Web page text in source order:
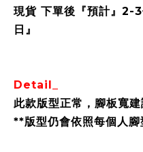
現貨 下單後『預計』2-
日』
Detail_
此款版型正常，腳板寬
**版型仍會依照每個人